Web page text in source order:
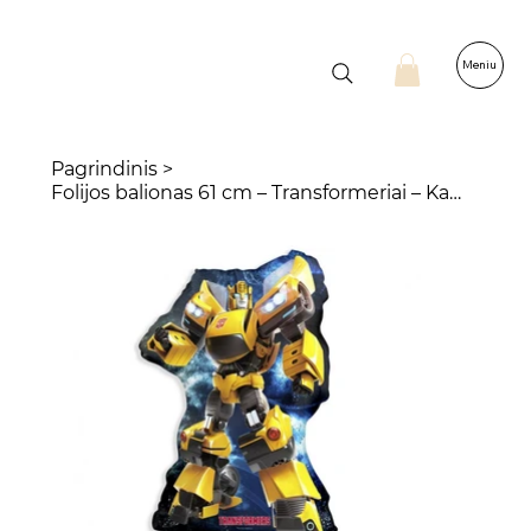
Meniu
Pagrindinis >
Folijos balionas 61 cm – Transformeriai – Kamanė